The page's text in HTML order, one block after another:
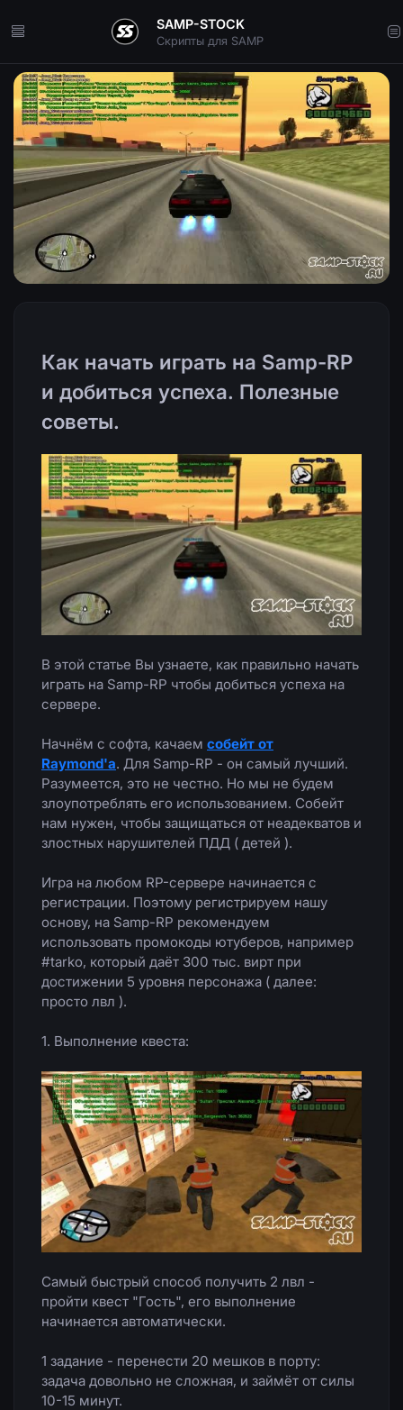
SAMP-STOCK
Скрипты для SAMP
Как начать играть на Samp-RP
и добиться успеха. Полезные
советы.
В этой статье Вы узнаете, как правильно начать
играть на Samp-RP чтобы добиться успеха на
сервере.
Начнём с софта, качаем собейт от
Raymond'a. Для Samp-RP - он самый лучший.
Разумеется, это не честно. Но мы не будем
злоупотреблять его использованием. Собейт
нам нужен, чтобы защищаться от неадекватов и
злостных нарушителей ПДД ( детей ).
Игра на любом RP-сервере начинается с
регистрации. Поэтому регистрируем нашу
основу, на Samp-RP рекомендуем
использовать промокоды ютуберов, например
#tarko, который даёт 300 тыс. вирт при
достижении 5 уровня персонажа ( далее:
просто лвл ).
1. Выполнение квеста:
Самый быстрый способ получить 2 лвл -
пройти квест "Гость", его выполнение
начинается автоматически.
1 задание - перенести 20 мешков в порту:
задача довольно не сложная, и займёт от силы
10-15 минут.